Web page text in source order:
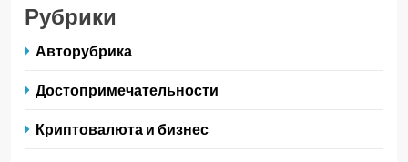
Рубрики
Авторубрика
Достопримечательности
Криптовалюта и бизнес